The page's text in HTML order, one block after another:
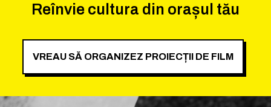
Reînvie cultura din orașul tău
VREAU SĂ ORGANIZEZ PROIECȚII DE FILM